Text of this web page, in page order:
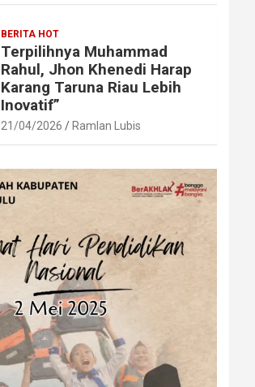
BERITA HOT
Terpilihnya Muhammad
Rahul, Jhon Khenedi Harap
Karang Taruna Riau Lebih
Inovatif”
21/04/2026 Ramlan Lubis